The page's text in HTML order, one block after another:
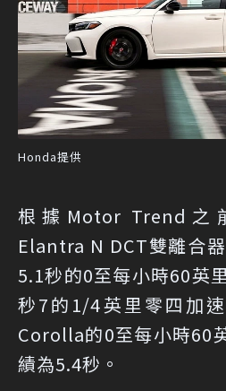
Honda提供
根據Motor Trend之
Elantra N DCT雙離合
5.1秒的0至每小時60英
秒7的1/4英里零四加
Corolla的0至每小時60
績為5.4秒。